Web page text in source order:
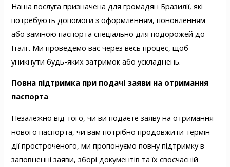
Наша послуга призначена для громадян Бразилії, які
потребують допомоги з оформленням, поновленням
або заміною паспорта спеціально для подорожей до
Італії. Ми проведемо вас через весь процес, щоб
уникнути будь-яких затримок або ускладнень.
Повна підтримка при подачі заяви на отримання
паспорта
Незалежно від того, чи ви подаєте заяву на отримання
нового паспорта, чи вам потрібно продовжити термін
дії простроченого, ми пропонуємо повну підтримку в
заповненні заяви, зборі документів та їх своєчасній